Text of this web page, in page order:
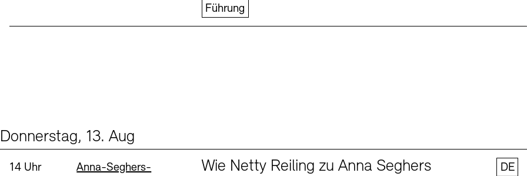
Führung
Donnerstag, 13. Aug
Uhrzeit:
14 Uhr Standort
Anna-Seghers-
Wie Netty Reiling zu Anna Seghers
DE